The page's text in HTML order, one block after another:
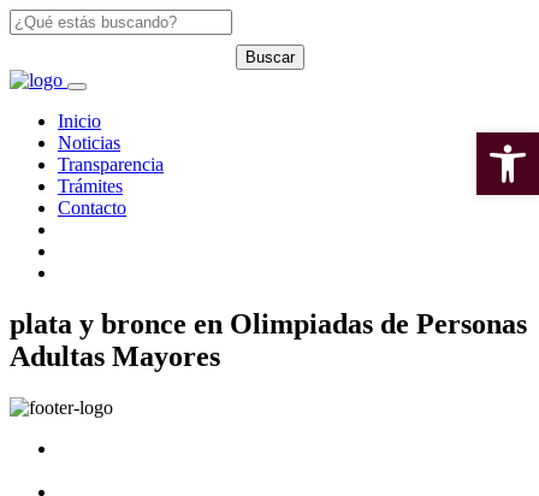
Inicio
Noticias
Transparencia
Trámites
Contacto
plata y bronce en Olimpiadas de Personas
Adultas Mayores